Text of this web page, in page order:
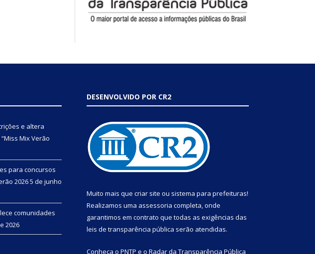
e altera
Mix Verão
para concursos
20265 de junho
comunidades
2026
DESENVOLVIDO POR CR2
Muito mais que criar site ou sistema para prefeituras!
Realizamos uma assessoria completa, onde
garantimos em contrato que todas as exigências das
leis de transparência pública serão atendidas.
Conheça o PNTP e o Radar da Transparência Pública